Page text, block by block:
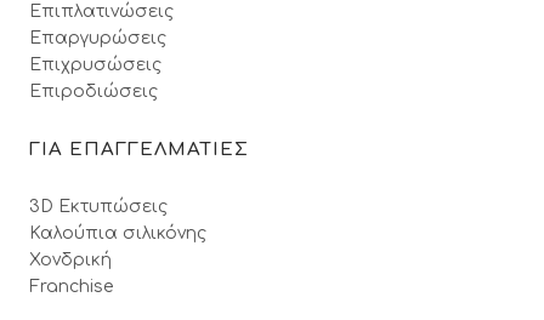
Επιπλατινώσεις
Επαργυρώσεις
Επιχρυσώσεις
Επιροδιώσεις
ΓΙΑ ΕΠΑΓΓΕΛΜΑΤΙΕΣ
3D Εκτυπώσεις
Καλούπια σιλικόνης
Χονδρική
Franchise